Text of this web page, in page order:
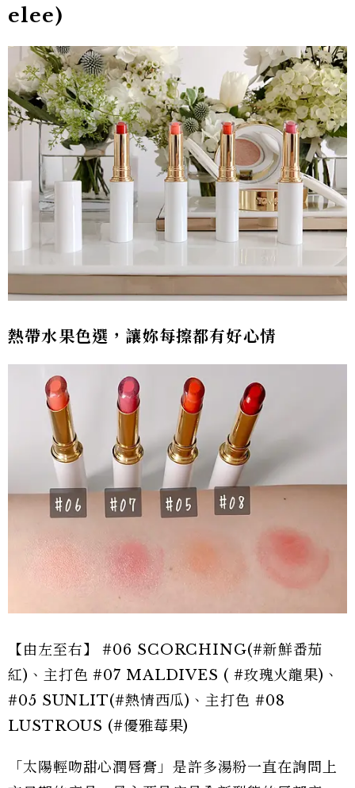
elee)
熱帶水果色選，讓妳每擦都有好心情
【由左至右】 #06 SCORCHING(#新鮮番茄
紅)、主打色 #07 MALDIVES ( #玫瑰火龍果)、
#05 SUNLIT(#熱情西瓜)、主打色 #08
LUSTROUS (#優雅莓果)
「太陽輕吻甜心潤唇膏」是許多湯粉一直在詢問上